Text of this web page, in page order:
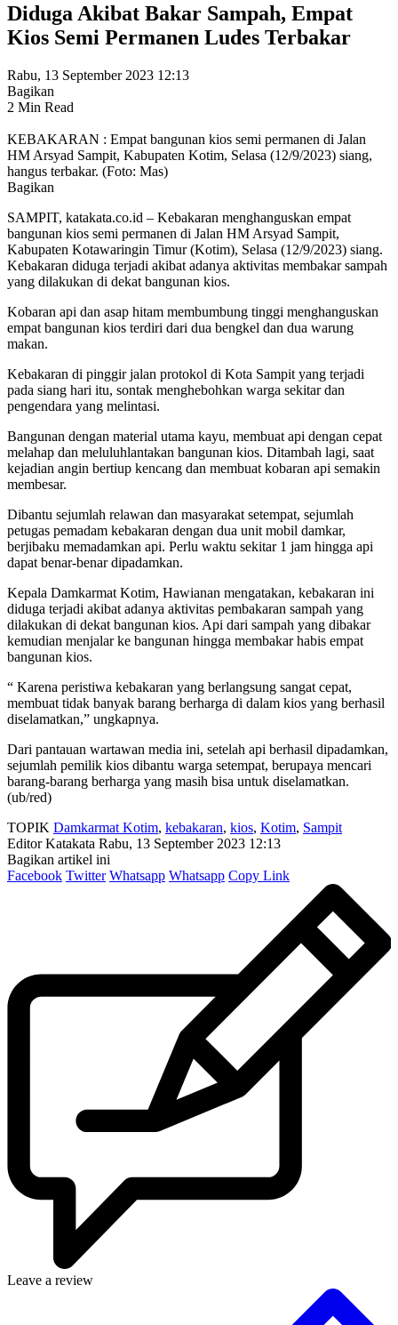
Diduga Akibat Bakar Sampah, Empat
Kios Semi Permanen Ludes Terbakar
Rabu, 13 September 2023 12:13
Bagikan
2 Min Read
KEBAKARAN : Empat bangunan kios semi permanen di Jalan
HM Arsyad Sampit, Kabupaten Kotim, Selasa (12/9/2023) siang,
hangus terbakar. (Foto: Mas)
Bagikan
SAMPIT, katakata.co.id – Kebakaran menghanguskan empat
bangunan kios semi permanen di Jalan HM Arsyad Sampit,
Kabupaten Kotawaringin Timur (Kotim), Selasa (12/9/2023) siang.
Kebakaran diduga terjadi akibat adanya aktivitas membakar sampah
yang dilakukan di dekat bangunan kios.
Kobaran api dan asap hitam membumbung tinggi menghanguskan
empat bangunan kios terdiri dari dua bengkel dan dua warung
makan.
Kebakaran di pinggir jalan protokol di Kota Sampit yang terjadi
pada siang hari itu, sontak menghebohkan warga sekitar dan
pengendara yang melintasi.
Bangunan dengan material utama kayu, membuat api dengan cepat
melahap dan meluluhlantakan bangunan kios. Ditambah lagi, saat
kejadian angin bertiup kencang dan membuat kobaran api semakin
membesar.
Dibantu sejumlah relawan dan masyarakat setempat, sejumlah
petugas pemadam kebakaran dengan dua unit mobil damkar,
berjibaku memadamkan api. Perlu waktu sekitar 1 jam hingga api
dapat benar-benar dipadamkan.
Kepala Damkarmat Kotim, Hawianan mengatakan, kebakaran ini
diduga terjadi akibat adanya aktivitas pembakaran sampah yang
dilakukan di dekat bangunan kios. Api dari sampah yang dibakar
kemudian menjalar ke bangunan hingga membakar habis empat
bangunan kios.
“ Karena peristiwa kebakaran yang berlangsung sangat cepat,
membuat tidak banyak barang berharga di dalam kios yang berhasil
diselamatkan,” ungkapnya.
Dari pantauan wartawan media ini, setelah api berhasil dipadamkan,
sejumlah pemilik kios dibantu warga setempat, berupaya mencari
barang-barang berharga yang masih bisa untuk diselamatkan.
(ub/red)
TOPIK Damkarmat Kotim, kebakaran, kios, Kotim, Sampit
Editor Katakata Rabu, 13 September 2023 12:13
Bagikan artikel ini
Facebook Twitter Whatsapp Whatsapp Copy Link
Leave a review